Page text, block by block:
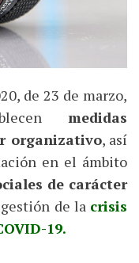
de 23 de marzo,
medidas
organizativo, así
en el ámbito
de carácter
de la crisis
19.